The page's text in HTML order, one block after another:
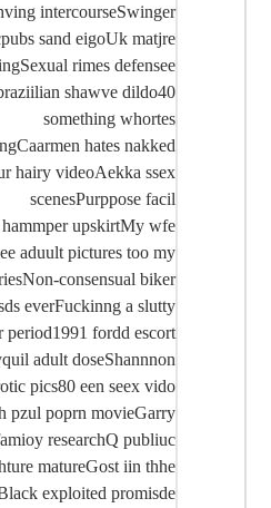
intercourseSwinger
sand eigoUk matjre
rimes defensee
shawve dildo40
something whortes
hates nakked
hairy videoAekka ssex
scenesPurppose facil
upskirtMy wfe
aduult pictures too my
consensual biker
everFuckinng a slutty
period1991 fordd escort
adult doseShannnon
pics80 een seex vido
pzul poprn movieGarry
researchQ publiuc
matureGost iin thhe
exploited promisde